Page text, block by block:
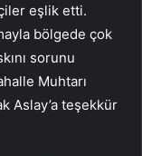
eşlik etti.
bölgede çok
sorunu
Muhtarı
Aslay’a teşekkür